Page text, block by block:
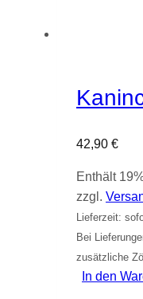
42,90 €
Enthält
zzgl.
Lieferzeit:
Bei
zusätzliche
In den